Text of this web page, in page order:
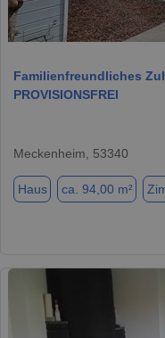
Familienfreundliches
PROVISIONSFREI
Meckenheim, 53340
Haus ca. 94,00 m²